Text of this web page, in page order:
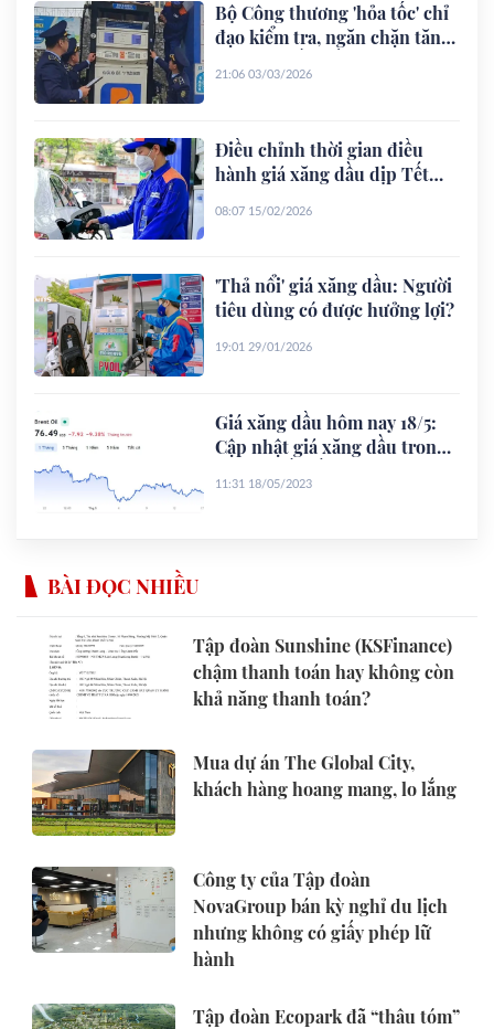
Bộ Công thương 'hỏa tốc' chỉ
đạo kiểm tra, ngăn chặn tăng
21:06 03/03/2026
Điều chỉnh thời gian điều
hành giá xăng dầu dịp Tết
08:07 15/02/2026
'Thả nổi' giá xăng dầu: Người
tiêu dùng có được hưởng lợi?
19:01 29/01/2026
Giá xăng dầu hôm nay 18/5:
Cập nhật giá xăng dầu trong
11:31 18/05/2023
BÀI ĐỌC NHIỀU
Tập đoàn Sunshine (KSFinance)
chậm thanh toán hay không còn
khả năng thanh toán?
Mua dự án The Global City,
khách hàng hoang mang, lo lắng
Công ty của Tập đoàn
NovaGroup bán kỳ nghỉ du lịch
nhưng không có giấy phép lữ
hành
Tập đoàn Ecopark đã “thâu tóm”